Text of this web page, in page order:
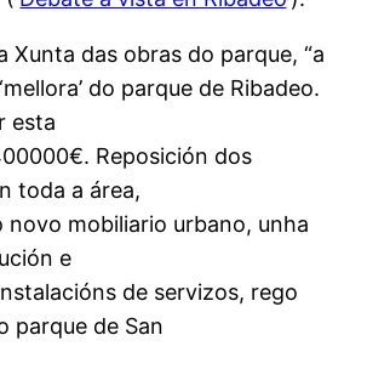
Xunta das obras do parque, “a
do parque de Ribadeo.
esta
Reposición dos
toda a área,
novo mobiliario urbano, unha
e
de servizos, rego
parque de San